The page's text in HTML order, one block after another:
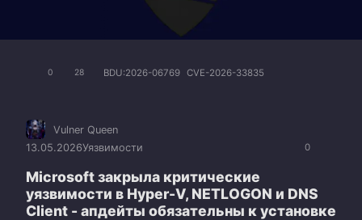
0 28 BDU:2026-06769 CVE-2026-33835
0
Vulner Queen
13.05.2026Уязвимости
Microsoft закрыла критические
уязвимости в Hyper-V, NETLOGON и DNS
Client - апдейты обязательны к установке